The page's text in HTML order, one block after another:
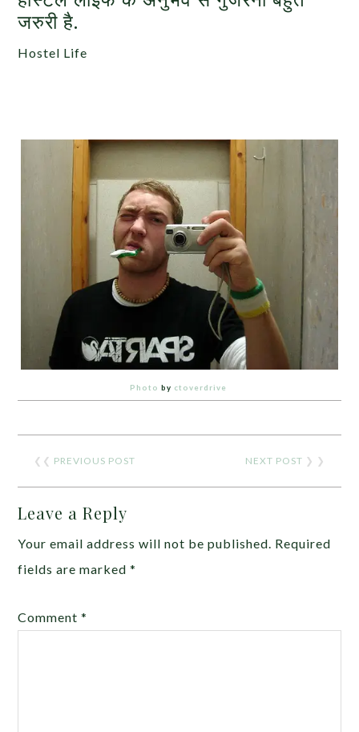
जरुरी है.
Hostel Life
Photo by ctoverdrive
❮❮ PREVIOUS POST NEXT POST ❯ ❯
Leave a Reply
Your email address will not be published. Required
fields are marked*
Comment*